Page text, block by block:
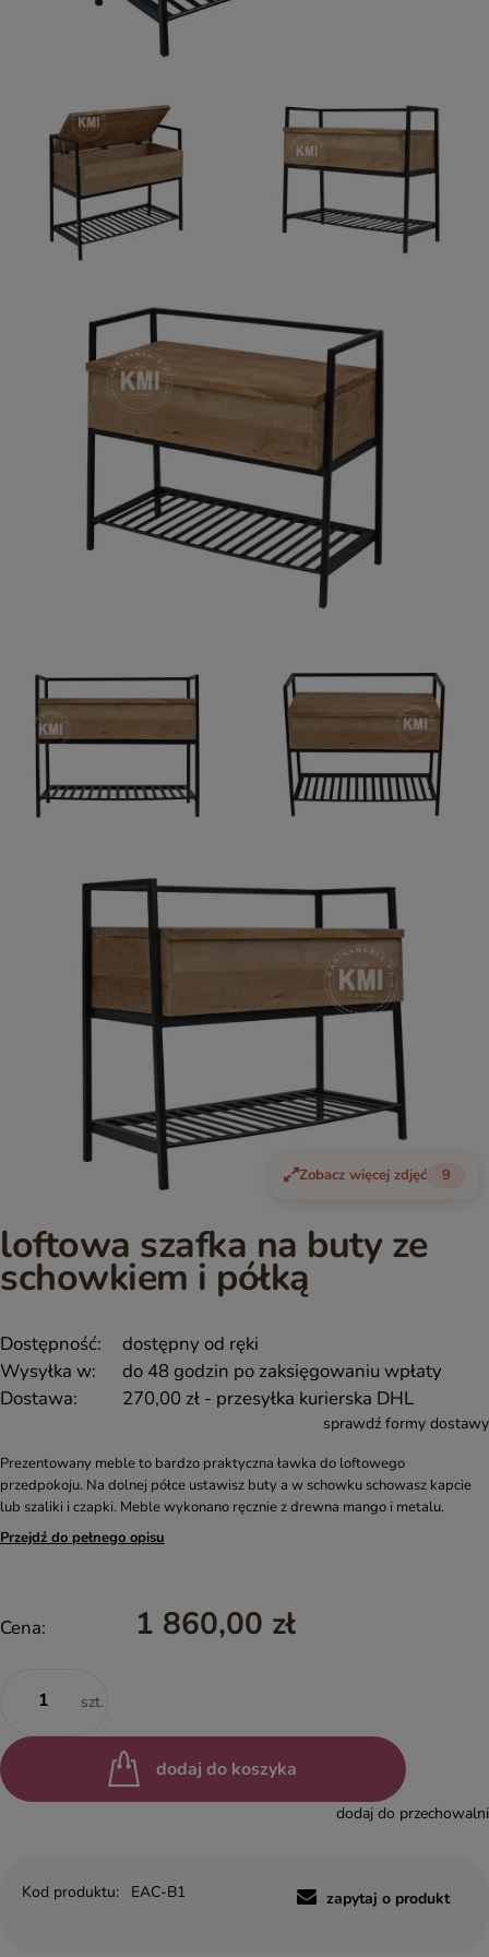
Zobacz więcej zdjęć 9
loftowa szafka na buty ze
schowkiem i półką
Dostępność:
dostępny od ręki
Wysyłka w:
do 48 godzin po zaksięgowaniu wpłaty
Dostawa:
270,00 zł - przesyłka kurierska DHL
sprawdź formy dostawy
Prezentowany meble to bardzo praktyczna ławka do loftowego
przedpokoju. Na dolnej półce ustawisz buty a w schowku schowasz kapcie
lub szaliki i czapki. Meble wykonano ręcznie z drewna mango i metalu.
Przejdź do pełnego opisu
Cena: 1 860,00 zł
szt.
dodaj do koszyka
dodaj do przechowalni
Kod produktu: EAC-B1 zapytaj o produkt